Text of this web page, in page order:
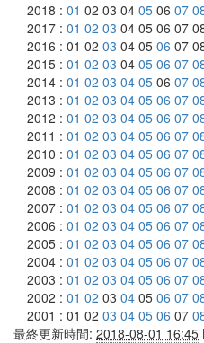
2018 : 01 02 03 04 05 06 07
2017 : 01 02 03 04 05 06 07
2016 : 01 02 03 04 05 06 07
2015 : 01 02 03 04 05 06 07
2014 : 01 02 03 04 05 06 07
2013 : 01 02 03 04 05 06 07
2012 : 01 02 03 04 05 06 07
2011 : 01 02 03 04 05 06 07
2010 : 01 02 03 04 05 06 07
2009 : 01 02 03 04 05 06 07
2008 : 01 02 03 04 05 06 07
2007 : 01 02 03 04 05 06 07
2006 : 01 02 03 04 05 06 07
2005 : 01 02 03 04 05 06 07
2004 : 01 02 03 04 05 06 07
2003 : 01 02 03 04 05 06 07
2002 : 01 02 03 04 05 06 07
2001 : 01 02 03 04 05 06 07
最終更新時間: 2018-08-01 16:45